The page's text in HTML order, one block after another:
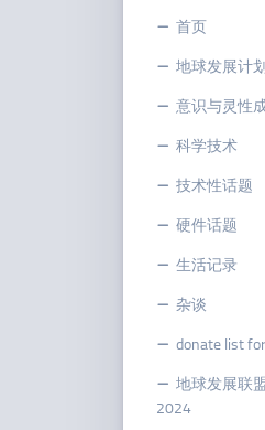
首页
地球发展计划
意识与灵性
科学技术
技术性话题
硬件话题
生活记录
杂谈
donate list
地球发展联
2024